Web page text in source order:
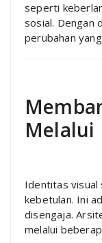
seperti
sosial. Dengan
perubahan
Melalui
Identitas visual
kebetulan. Ini
disengaja.
melalui